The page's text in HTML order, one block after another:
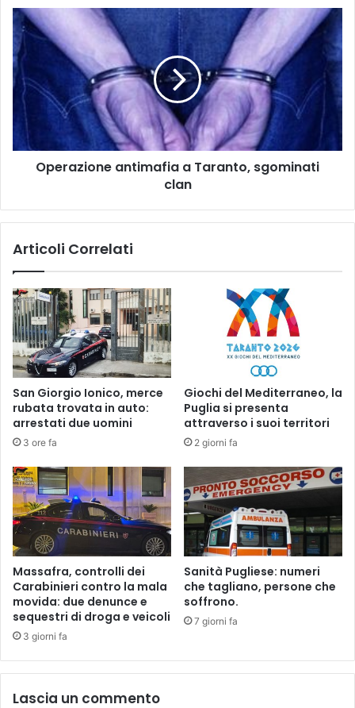
i
e
r
a
l
m
e
a
n
o
,
l
u
i
l
a
p
o
r
t
a
i
n
o
p
e
d
a
e
O
e
r
i
n
m
i
a
a
T
a
a
n
o
,
s
g
o
m
i
n
a
t
i
c
Operazione antimafia a Taranto, sgominati
clan
Articoli Correlati
San Giorgio Ionico, merce
rubata trovata in auto:
arrestati due uomini
3 ore fa
Giochi del Mediterraneo, la
Puglia si presenta
attraverso i suoi territori
2 giorni fa
Massafra, controlli dei
Carabinieri contro la mala
movida: due denunce e
sequestri di droga e veicoli
3 giorni fa
Sanità Pugliese: numeri
che tagliano, persone che
soffrono.
7 giorni fa
Lascia un commento